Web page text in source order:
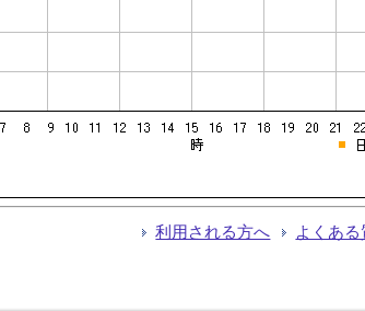
利用される方へ よくある